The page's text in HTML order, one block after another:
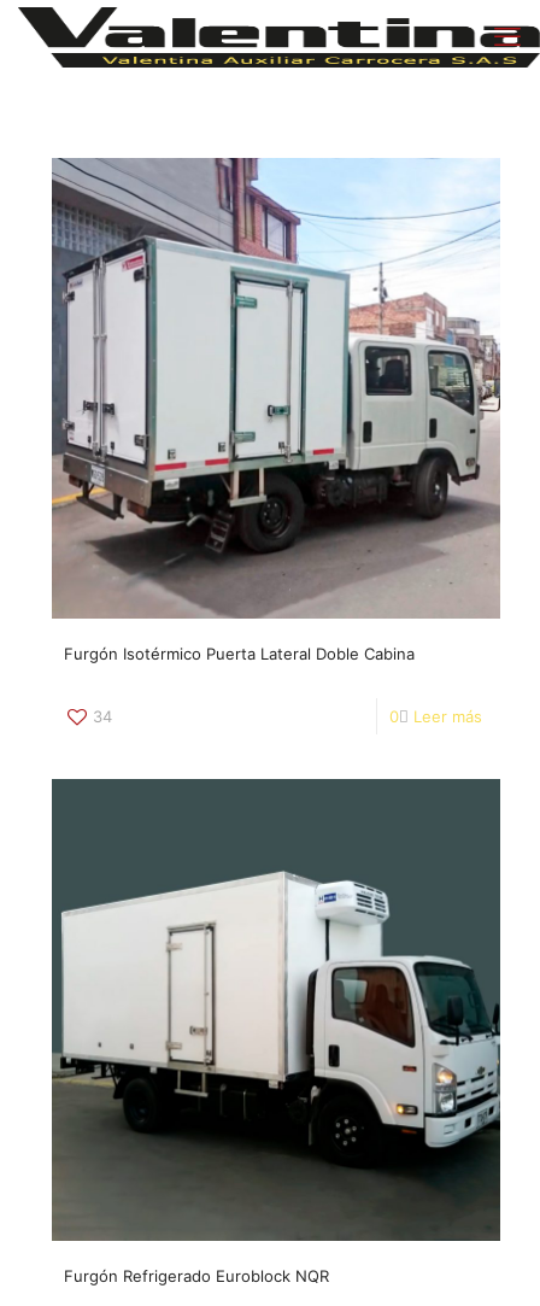
Furgón Isotérmico Puerta Lateral Doble Cabina
34 0 Leer más
Furgón Refrigerado Euroblock NQR